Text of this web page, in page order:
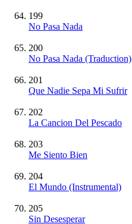
199
No Pasa Nada
200
No Pasa Nada (Traduction)
201
Que Nadie Sepa Mi Sufrir
202
La Cancion Del Pescado
203
Me Siento Bien
204
El Mundo (Instrumental)
205
Sin Desesperar